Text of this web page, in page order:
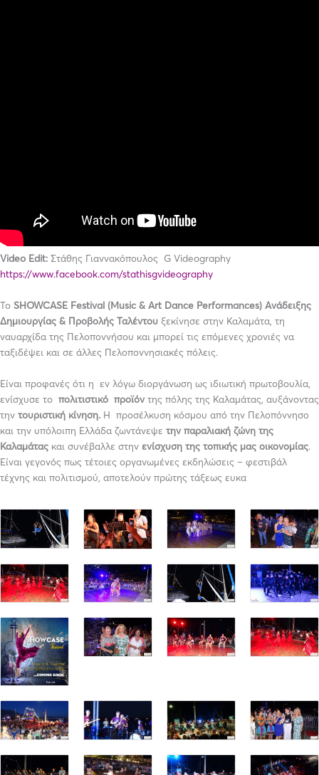
Video Edit: Στάθης Γιαννακόπουλος G Videography
https://www.facebook.com/stathisgvideography
Το SHOWCASE Festival (Music & Art Dance Performances) Ανάδειξης
Δημιουργίας & Προβολής Ταλέντου ξεκίνησε στην Καλαμάτα, τη
ναυαρχίδα της Πελοποννήσου και μπορεί τις επόμενες χρονιές να
ταξιδέψει και σε άλλες Πελοποννησιακές πόλεις.
Είναι προφανές ότι η εν λόγω διοργάνωση ως ιδιωτική πρωτοβουλία,
ενίσχυσε το πολιτιστικό προϊόντης πόλης της Καλαμάτας, αυξάνοντας
την τουριστική κίνηση. Η προσέλκυση κόσμου από την Πελοπόννησο
και την υπόλοιπη Ελλάδα ζωντάνεψε την παραλιακή ζώνη της
Καλαμάτας και συνέβαλλε στην ενίσχυση της τοπικής μας οικονομίας.
Είναι γεγονός πως τέτοιες οργανωμένες εκδηλώσεις – φεστιβάλ
τέχνης και πολιτισμού, αποτελούν πρώτης τάξεως ευκα